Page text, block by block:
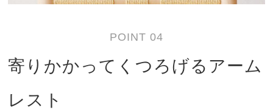
POINT 04
寄りかかってくつろげるアーム
レスト